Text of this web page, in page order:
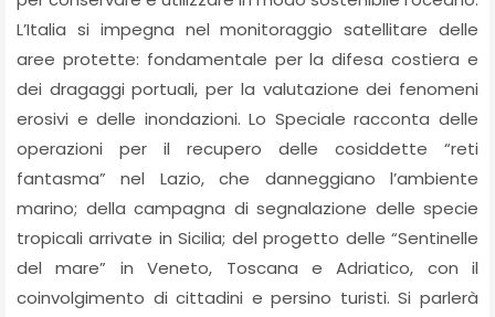
L’Italia si impegna nel monitoraggio satellitare delle
aree protette: fondamentale per la difesa costiera e
dei dragaggi portuali, per la valutazione dei fenomeni
erosivi e delle inondazioni. Lo Speciale racconta delle
operazioni per il recupero delle cosiddette “reti
fantasma” nel Lazio, che danneggiano l’ambiente
marino; della campagna di segnalazione delle specie
tropicali arrivate in Sicilia; del progetto delle “Sentinelle
del mare” in Veneto, Toscana e Adriatico, con il
coinvolgimento di cittadini e persino turisti. Si parlerà